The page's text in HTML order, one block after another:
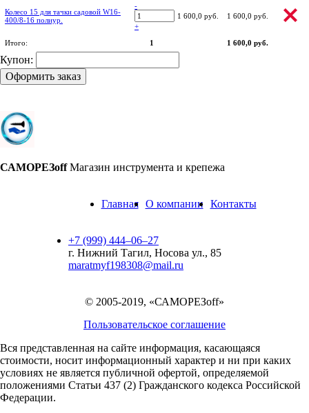
Колесо 15 для тачки садовой W16-
400/8-16 полиур.
-
+
1 600,0 руб. 1 600,0 руб.
Итого: 1 1 600,0 руб.
Купон:
Оформить заказ
САМОРЕЗoff Магазин инструмента и крепежа
Главная О компании Контакты
+7 (999) 444‒06‒27
г. Нижний Тагил, Носова ул., 85
maratmyf198308@mail.ru
© 2005-2019, «САМОРЕЗoff»
Пользовательское соглашение
Вся представленная на сайте информация, касающаяся
стоимости, носит информационный характер и ни при каких
условиях не является публичной офертой, определяемой
положениями Статьи 437 (2) Гражданского кодекса Российской
Федерации.